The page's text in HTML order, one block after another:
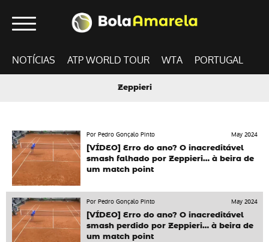
NOTÍCIAS ATP WORLD TOUR WTA PORTUGAL
Zeppieri
Por Pedro Gonçalo Pinto
May 2024
[VÍDEO] Erro do ano? O inacreditável
smash falhado por Zeppieri… à beira de
um match point
Por Pedro Gonçalo Pinto
May 2024
[VÍDEO] Erro do ano? O inacreditável
smash perdido por Zeppieri… à beira de
um match point